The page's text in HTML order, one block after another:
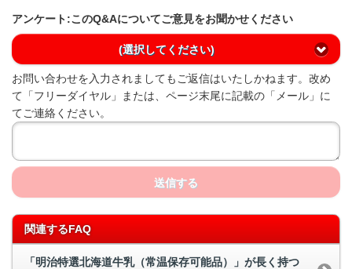
アンケート:このQ&Aについてご意見をお聞かせください
(選択してください)
お問い合わせを入力されましてもご返信はいたしかねます。改め
て「フリーダイヤル」または、ページ末尾に記載の「メール」に
てご連絡ください。
送信する
関連するFAQ
「明治特選北海道牛乳（常温保存可能品）」が長く持つ